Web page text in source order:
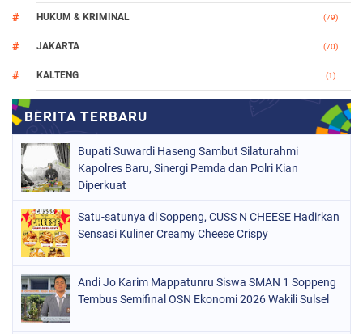
HUKUM & KRIMINAL (79)
JAKARTA (70)
KALTENG (1)
(78)
NASIONAL (748)
ORGANISASI
PERISTIWA
POLITIK (157)
POLRI
SOPPENG (1148)
SULSEL
Bupati Suwardi Haseng Sambut Silaturahmi
Kapolres Baru, Sinergi Pemda dan Polri Kian
Diperkuat
Satu-satunya di Soppeng, CUSS N CHEESE Hadirkan
Sensasi Kuliner Creamy Cheese Crispy
Andi Jo Karim Mappatunru Siswa SMAN 1 Soppeng
Tembus Semifinal OSN Ekonomi 2026 Wakili Sulsel